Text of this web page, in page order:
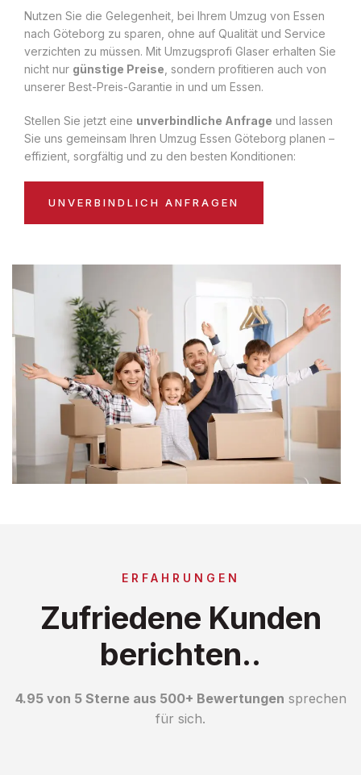
Nutzen Sie die Gelegenheit, bei Ihrem Umzug von Essen
nach Göteborg zu sparen, ohne auf Qualität und Service
verzichten zu müssen. Mit Umzugsprofi Glaser erhalten Sie
nicht nur günstige Preise , sondern profitieren auch von
unserer Best-Preis-Garantie in und um Essen.
Stellen Sie jetzt eine unverbindliche Anfrage und lassen
Sie uns gemeinsam Ihren Umzug Essen Göteborg planen –
effizient, sorgfältig und zu den besten Konditionen:
UNVERBINDLICH ANFRAGEN
ERFAHRUNGEN
Zufriedene Kunden
berichten..
4.95 von 5 Sterne aus 500+ Bewertungen sprechen
für sich.